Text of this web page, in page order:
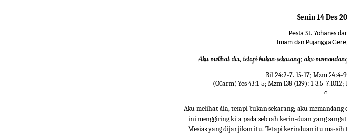
Senin 14 Des
Pesta St. Yohanes
Imam dan Pujangga
Aku melihat dia, tetapi bukan sekarang; aku
Bil 24:2-7. 15-17; Mzm 24:4-
(OCarm) Yes 43:1-5; Mzm 138 (139): 1-3.5-
---o---
Aku melihat dia, tetapi bukan sekarang; aku
ini menggiring kita pada sebuah kerin-duan yang
Mesias yang dijanjikan itu. Tetapi kerinduan itu ma-sih